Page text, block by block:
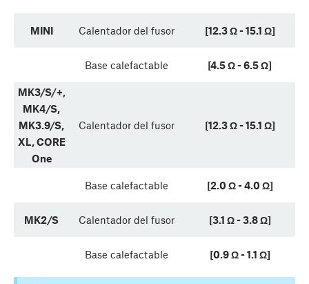
MINI Calentador del fusor [12.3 Ω - 15.1 Ω]
Base calefactable [4.5 Ω - 6.5 Ω]
MK3/S/+,
MK4/S,
MK3.9/S,
XL, CORE
One
Calentador del fusor [12.3 Ω - 15.1 Ω]
Base calefactable [2.0 Ω - 4.0 Ω]
MK2/S Calentador del fusor [3.1 Ω - 3.8 Ω]
Base calefactable [0.9 Ω - 1.1 Ω]